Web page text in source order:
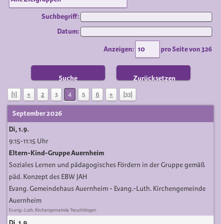
Suchbegriff:
Datum:
Anzeigen: pro Seite von326
Suche Zurücksetzen
[1] « 2 3 4 5 6 » [33]
September 2026
Di, 1.9.
9:15-11:15 Uhr
Eltern-Kind-Gruppe Auernheim
Soziales Lernen und pädagogisches Fördern in der Gruppe gemäß
päd. Konzept des EBW JAH
Evang. Gemeindehaus Auernheim
Evang.-Luth. Kirchengemeinde
Auernheim
Evang.-Luth. Kirchengemeinde Treuchtlingen